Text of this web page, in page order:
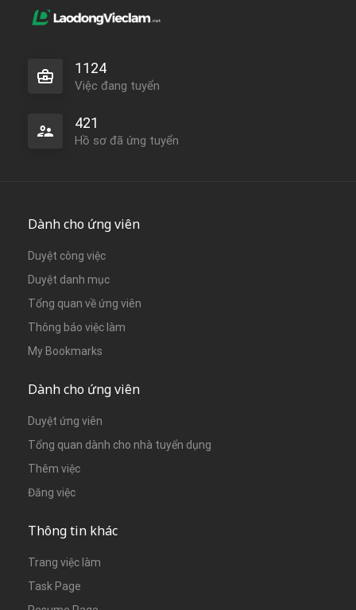
1124
Việc đang tuyển
421
Hồ sơ đã ứng tuyển
Dành cho ứng viên
Duyệt công việc
Duyệt danh mục
Tổng quan về ứng viên
Thông báo việc làm
My Bookmarks
Dành cho ứng viên
Duyệt ứng viên
Tổng quan dành cho nhà tuyển dụng
Thêm việc
Đăng việc
Thông tin khác
Trang việc làm
Task Page